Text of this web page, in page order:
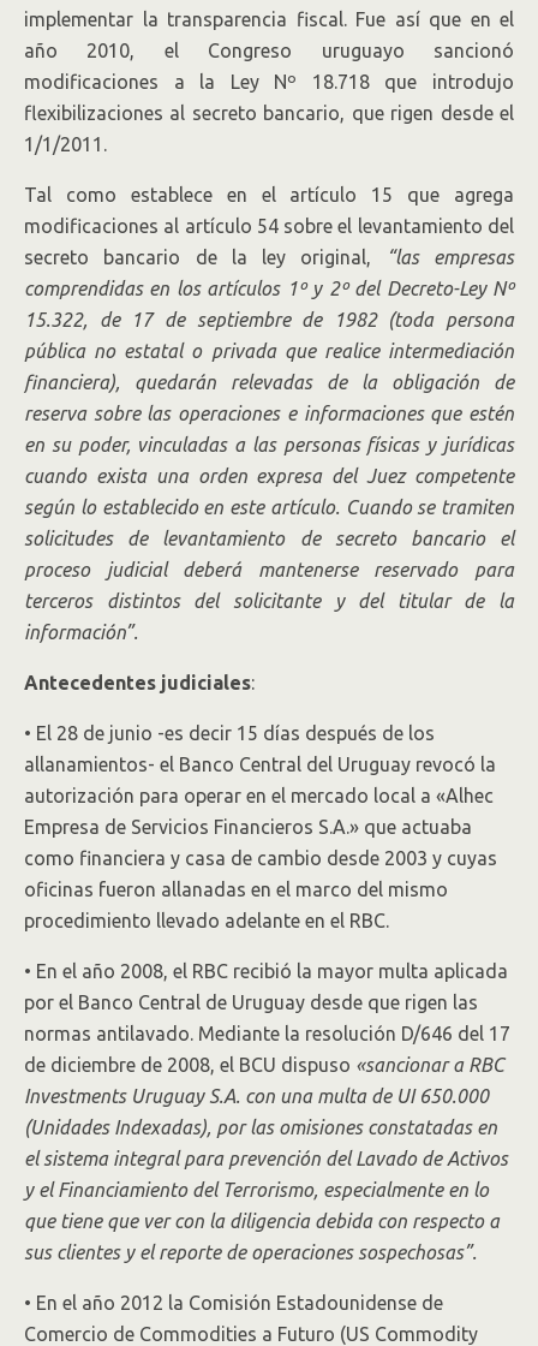
implementar la transparencia fiscal. Fue así que en el
año 2010, el Congreso uruguayo sancionó
modificaciones a la Ley Nº 18.718 que introdujo
flexibilizaciones al secreto bancario, que rigen desde el
1/1/2011.
Tal como establece en el artículo 15 que agrega
modificaciones al artículo 54 sobre el levantamiento del
secreto bancario de la ley original,
“las empresas
comprendidas en los artículos 1º y 2º del Decreto-Ley Nº
15.322, de 17 de septiembre de 1982 (toda persona
pública no estatal o privada que realice intermediación
financiera), quedarán relevadas de la obligación de
reserva sobre las operaciones e informaciones que estén
en su poder, vinculadas a las personas físicas y jurídicas
cuando exista una orden expresa del Juez competente
según lo establecido en este artículo. Cuando se tramiten
solicitudes de levantamiento de secreto bancario el
proceso judicial deberá mantenerse reservado para
terceros distintos del solicitante y del titular de la
información”.
Antecedentes judiciales:
• El 28 de junio -es decir 15 días después de los
allanamientos- el Banco Central del Uruguay revocó la
autorización para operar en el mercado local a «Alhec
Empresa de Servicios Financieros S.A.» que actuaba
como financiera y casa de cambio desde 2003 y cuyas
oficinas fueron allanadas en el marco del mismo
procedimiento llevado adelante en el RBC.
• En el año 2008, el RBC recibió la mayor multa aplicada
por el Banco Central de Uruguay desde que rigen las
normas antilavado. Mediante la resolución D/646 del 17
de diciembre de 2008, el BCU dispuso «sancionar a RBC
Investments Uruguay S.A. con una multa de UI 650.000
(Unidades Indexadas), por las omisiones constatadas en
el sistema integral para prevención del Lavado de Activos
y el Financiamiento del Terrorismo, especialmente en lo
que tiene que ver con la diligencia debida con respecto a
sus clientes y el reporte de operaciones sospechosas”.
• En el año 2012 la Comisión Estadounidense de
Comercio de Commodities a Futuro (US Commodity